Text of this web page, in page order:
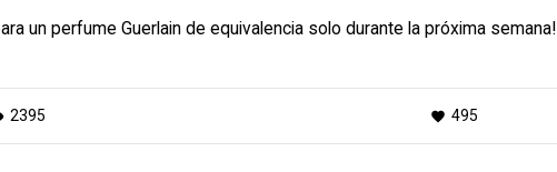
un perfume Guerlain de equivalencia solo durante la próxima semana!
2395 favorite 495